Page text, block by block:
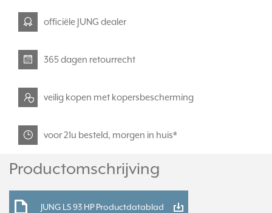
officiële JUNG dealer
365 dagen retourrecht
veilig kopen met kopersbescherming
voor 21u besteld, morgen in huis*
Productomschrijving
JUNG LS 93 HP Productdatablad